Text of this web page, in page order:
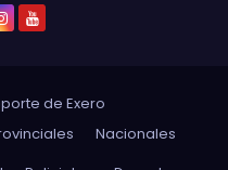
de Exero
Nacionales